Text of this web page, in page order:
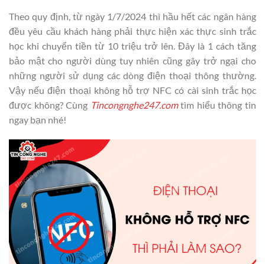
Theo quy định, từ ngày 1/7/2024 thì hầu hết các ngân hàng
đều yêu cầu khách hàng phải thực hiện xác thực sinh trắc
học khi chuyển tiền từ 10 triệu trở lên. Đây là 1 cách tăng
bảo mật cho người dùng tuy nhiên cũng gây trở ngại cho
những người sử dụng các dòng điện thoại thông thường.
Vậy nếu điện thoại không hỗ trợ NFC có cài sinh trắc học
được không? Cùng Tincongnghe247.comtìm hiểu thông tin
ngay bạn nhé!